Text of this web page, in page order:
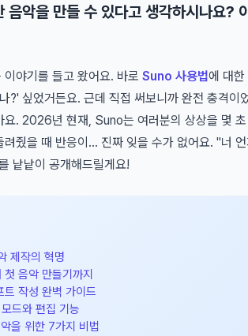
음악을 만들 수 있다고 생각하시나요?
야기를 들고 왔어요. 바로 Suno 사용법에 대한
?' 싶었거든요. 근데 직접 써보니까 완전 충격
. 2026년 현재, Suno는 여러분의 상상을 몇
줬을 때 반응이... 진짜 잊을 수가 없어요. "너
낱낱이 공개해드릴게요!
제작의 혁명
음악 만들기까지
작성 완벽 가이드
드와 편집 기능
을 위한 7가지 비법